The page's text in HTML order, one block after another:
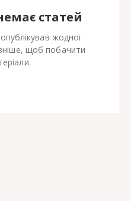
статей
жодної
щоб побачити